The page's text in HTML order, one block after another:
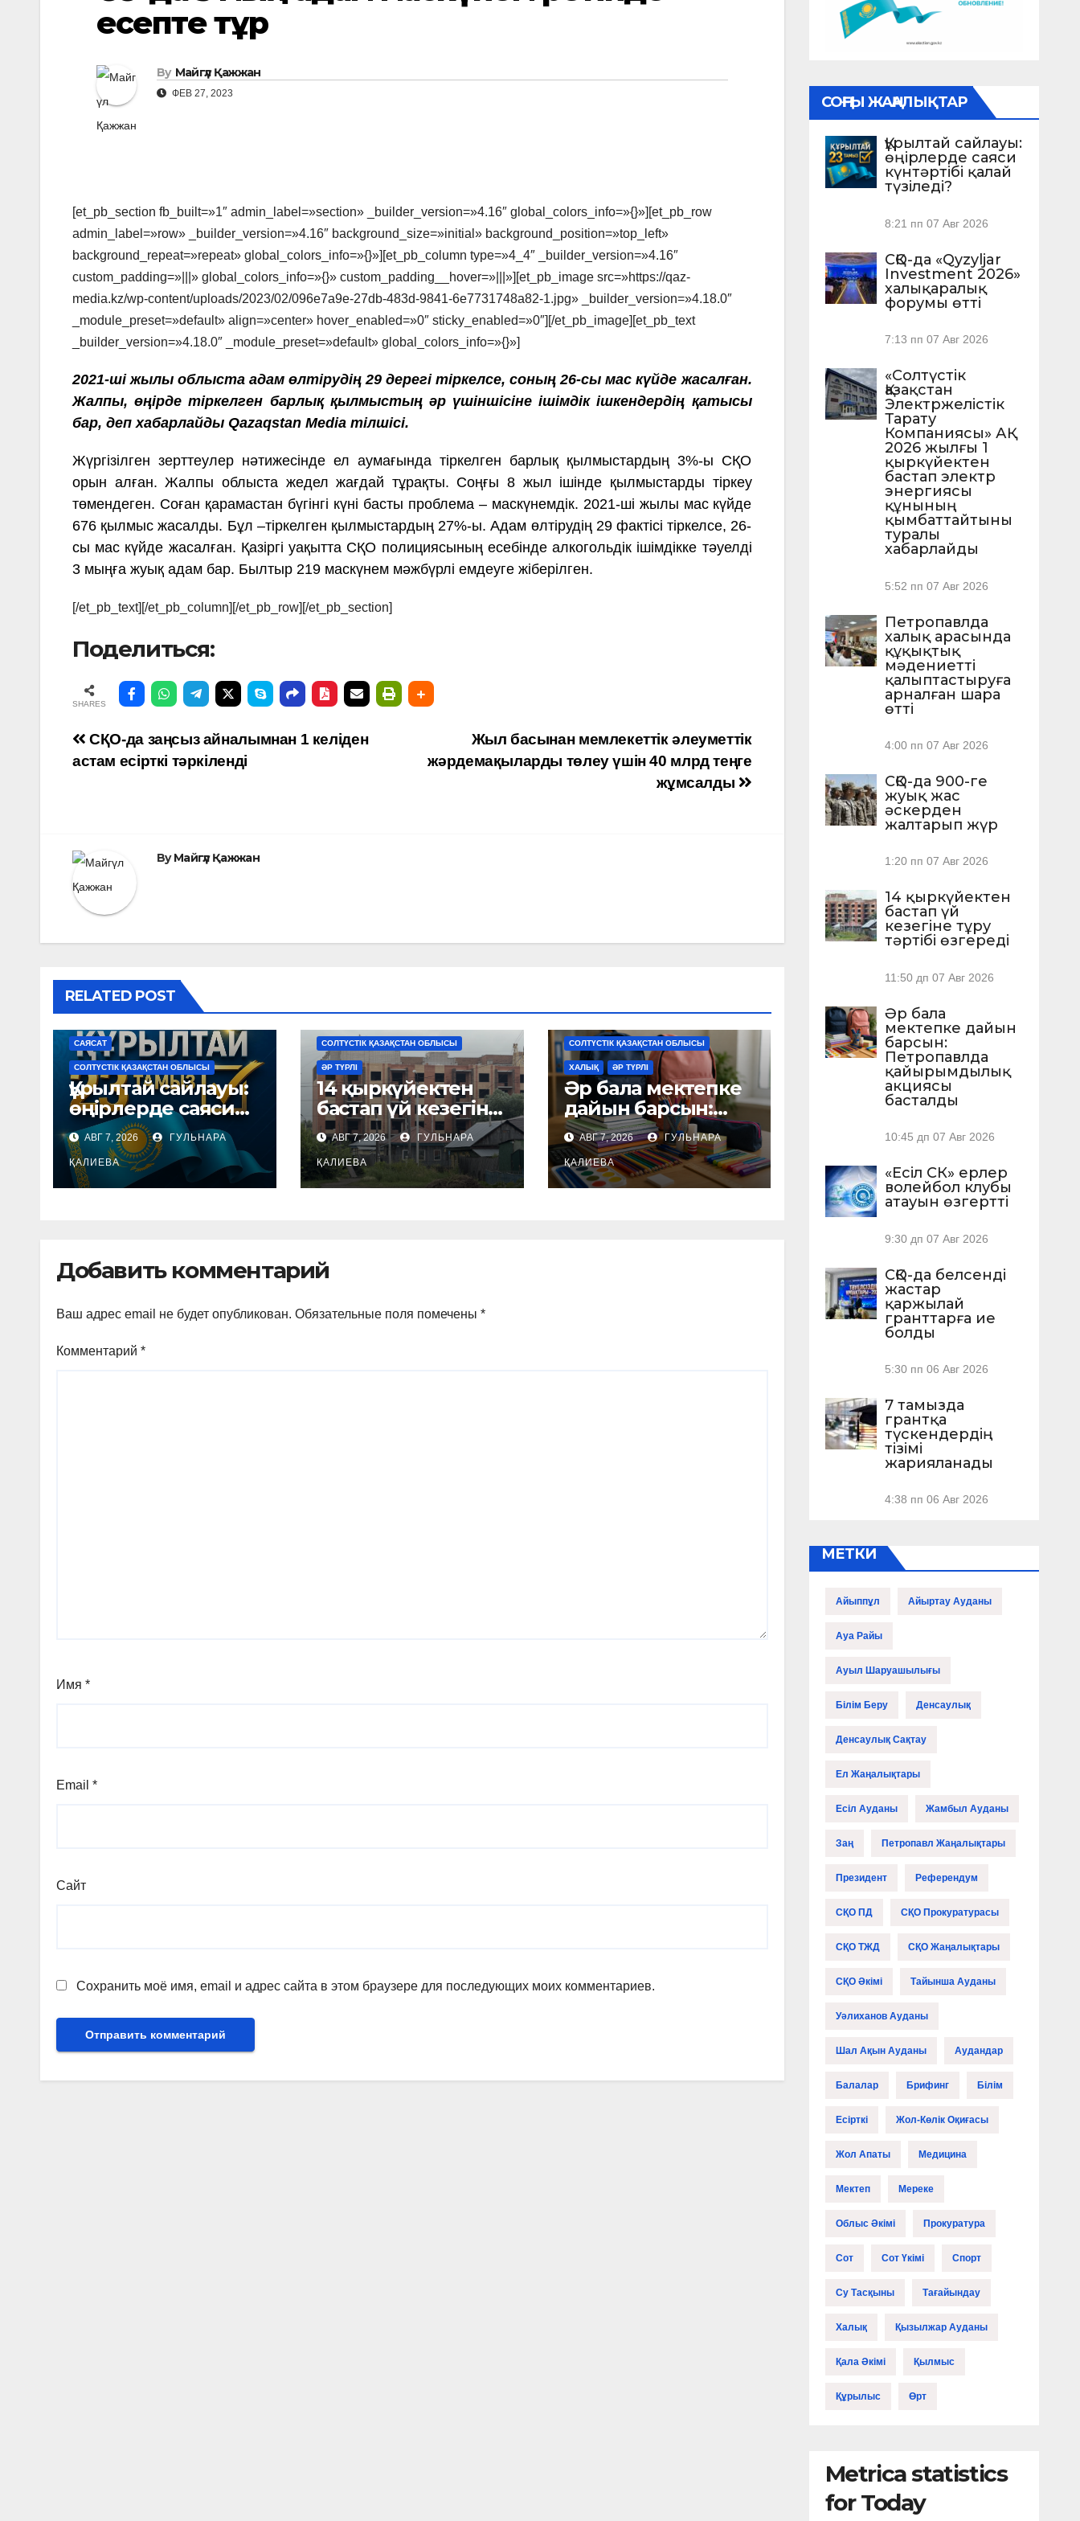
есепте тұр
By Майгүл Қажжан
ФЕВ 27, 2023
[et_pb_section fb_built=»1″ admin_label=»section» _builder_version=»4.16″ global_colors_info=»{}»][et_pb_row
admin_label=»row» _builder_version=»4.16″ background_size=»initial» background_position=»top_left»
background_repeat=»repeat» global_colors_info=»{}»][et_pb_column type=»4_4″ _builder_version=»4.16″
custom_padding=»|||» global_colors_info=»{}» custom_padding__hover=»|||»][et_pb_image src=»https://qaz-
media.kz/wp-content/uploads/2023/02/096e7a9e-27db-483d-9841-6e7731748a82-1.jpg» _builder_version=»4.18.0″
_module_preset=»default» align=»center» hover_enabled=»0″ sticky_enabled=»0″][/et_pb_image][et_pb_text
_builder_version=»4.18.0″ _module_preset=»default» global_colors_info=»{}»]
2021-ші жылы облыста адам өлтірудің 29 дерегі тіркелсе, соның 26-сы мас күйде жасалған.
Жалпы, өңірде тіркелген барлық қылмыстың әр үшіншісіне ішімдік ішкендердің қатысы
бар, деп хабарлайды Qazaqstan Media тілшісі.
Жүргізілген зерттеулер нәтижесінде ел аумағында тіркелген барлық қылмыстардың 3%-ы СҚО
орын алған. Жалпы облыста жедел жағдай тұрақты. Соңғы 8 жыл ішінде қылмыстарды тіркеу
төмендеген. Соған қарамастан бүгінгі күні басты проблема – маскүнемдік. 2021-ші жылы мас күйде
676 қылмыс жасалды. Бұл –тіркелген қылмыстардың 27%-ы. Адам өлтірудің 29 фактісі тіркелсе, 26-
сы мас күйде жасалған. Қазіргі уақытта СҚО полициясының есебінде алкогольдік ішімдікке тәуелді
3 мыңға жуық адам бар. Былтыр 219 маскүнем мәжбүрлі емдеуге жіберілген.
[/et_pb_text][/et_pb_column][/et_pb_row][/et_pb_section]
Поделиться:
SHARES
Навигация
Жыл басынан мемлекеттік әлеуметтік
жәрдемақыларды төлеу үшін 40 млрд теңге
жұмсалды
СҚО-да заңсыз айналымнан 1 келіден
астам есірткі тәркіленді
ByМайгүл Қажжан
RELATED POST
САЯСАТ
СОЛТҮСТІК ҚАЗАҚСТАН ОБЛЫСЫ
Құрылтай сайлауы:
өңірлерде саяси
күнтәртібі қалай
түзіледі?
АВГ 7, 2026 ГУЛЬНАРА
ҚАЛИЕВА
СОЛТҮСТІК ҚАЗАҚСТАН ОБЛЫСЫ
ӘР ТҮРЛІ
14 қыркүйектен
бастап үй кезегіне
тұру тәртібі
өзгереді
АВГ 7, 2026 ГУЛЬНАРА
ҚАЛИЕВА
СОЛТҮСТІК ҚАЗАҚСТАН ОБЛЫСЫ
ХАЛЫҚ ӘР ТҮРЛІ
Әр бала мектепке
дайын барсын:
Петропавлда
қайырымдылық
акциясы басталды
АВГ 7, 2026 ГУЛЬНАРА
ҚАЛИЕВА
Добавить комментарий
Ваш адрес email не будет опубликован. Обязательные поля помечены *
Комментарий *
Имя *
Email *
Сайт
Сохранить моё имя, email и адрес сайта в этом браузере для последующих моих комментариев.
СОҢҒЫ ЖАҢАЛЫҚТАР
Құрылтай сайлауы:
өңірлерде саяси
күнтәртібі қалай
түзіледі?
8:21 пп 07 Авг 2026
СҚО-да «Qyzyljar
Investment 2026»
халықаралық
форумы өтті
7:13 пп 07 Авг 2026
«Солтүстік
Қазақстан
Электржелістік
Тарату
Компаниясы» АҚ
2026 жылғы 1
қыркүйектен
бастап электр
энергиясы
құнының
қымбаттайтыны
туралы
хабарлайды
5:52 пп 07 Авг 2026
Петропавлда
халық арасында
құқықтық
мәдениетті
қалыптастыруға
арналған шара
өтті
4:00 пп 07 Авг 2026
СҚО-да 900-ге
жуық жас
әскерден
жалтарып жүр
1:20 пп 07 Авг 2026
14 қыркүйектен
бастап үй
кезегіне тұру
тәртібі өзгереді
11:50 дп 07 Авг 2026
Әр бала
мектепке дайын
барсын:
Петропавлда
қайырымдылық
акциясы
басталды
10:45 дп 07 Авг 2026
«Есіл СК» ерлер
волейбол клубы
атауын өзгертті
9:30 дп 07 Авг 2026
СҚО-да белсенді
жастар
қаржылай
гранттарға ие
болды
5:30 пп 06 Авг 2026
7 тамызда
грантқа
түскендердің
тізімі
жарияланады
4:38 пп 06 Авг 2026
МЕТКИ
Айыппұл Айыртау Ауданы
Ауа Райы
Ауыл Шаруашылығы
Білім Беру Денсаулық
Денсаулық Сақтау
Ел Жаңалықтары
Есіл Ауданы Жамбыл Ауданы
Заң Петропавл Жаңалықтары
Президент Референдум
СҚО ПД СҚО Прокуратурасы
СҚО ТЖД СҚО Жаңалықтары
СҚО Әкімі Тайынша Ауданы
Уәлиханов Ауданы
Шал Ақын Ауданы Аудандар
Балалар Брифинг Білім
Есірткі Жол-Көлік Оқиғасы
Жол Апаты Медицина
Мектеп Мереке
Облыс Әкімі Прокуратура
Сот Сот Үкімі Спорт
Су Тасқыны Тағайындау
Халық Қызылжар Ауданы
Қала Әкімі Қылмыс
Құрылыс Өрт
Metrica statistics
for Today